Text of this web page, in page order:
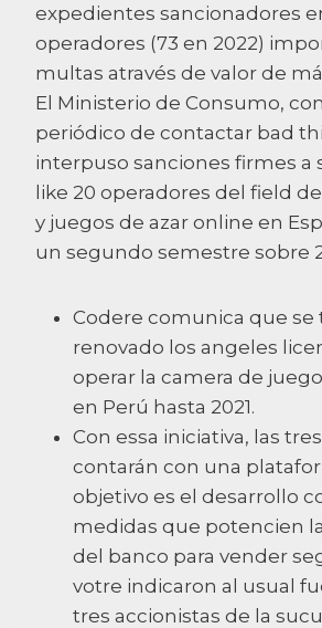
expedientes sancionadores
operadores (73 en 2022)
multas através de valor de
El Ministerio de Consumo,
periódico de contactar bad
interpuso sanciones firmes a
like 20 operadores del field
y juegos de azar online en
un segundo semestre sobre
Codere comunica que se
renovado los angeles
operar la camera de
en Perú hasta 2021.
Con essa iniciativa, las
contarán con una
objetivo es el desarrollo
medidas que potencien
del banco para vender
votre indicaron al usual
tres accionistas de la